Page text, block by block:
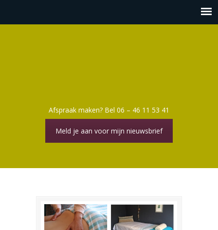
Afspraak maken? Bel 06 – 46 11 53 41
Meld je aan voor mijn nieuwsbrief